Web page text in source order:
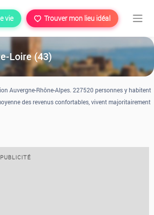
vie Trouver mon lieu idéal
Loire (43)
Auvergne-Rhône-Alpes. 227520 personnes y habitent
des revenus confortables, vivent majoritairement
PUBLICITÉ